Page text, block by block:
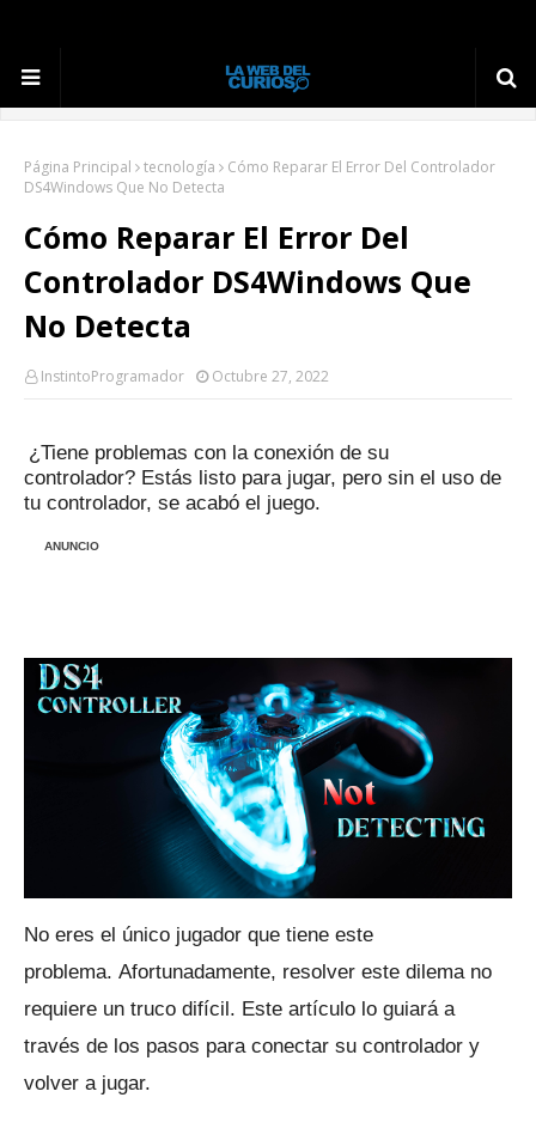
Página Principal tecnología
Cómo Reparar El Error Del Controlador
DS4Windows Que No Detecta
Cómo Reparar El Error Del
Controlador DS4Windows Que
No Detecta
InstintoProgramador Octubre 27, 2022
¿Tiene problemas con la conexión de su
controlador? Estás listo para jugar, pero sin el uso de
tu controlador, se acabó el juego.
ANUNCIO
No eres el único jugador que tiene este
problema. Afortunadamente, resolver este dilema no
requiere un truco difícil. Este artículo lo guiará a
través de los pasos para conectar su controlador y
volver a jugar.